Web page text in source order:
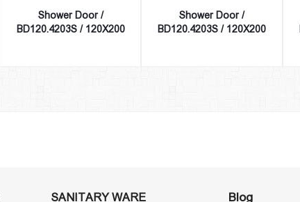
Shower Door /
BD120.4203S / 120X200
Shower Door /
BD120.4203S / 120X200
SANITARY WARE Blog